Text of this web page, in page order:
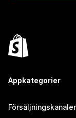
Appkategorier
Försäljningskanaler